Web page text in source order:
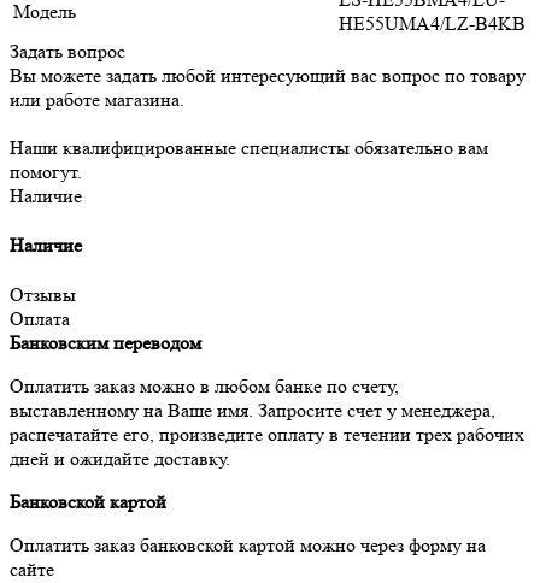
Модель
HE55UMA4/LZ-B4KB
Задать вопрос
Вы можете задать любой интересующий вас вопрос по товару
или работе магазина.
Наши квалифицированные специалисты обязательно вам
помогут.
Наличие
Наличие
Отзывы
Оплата
Банковским переводом
Оплатить заказ можно в любом банке по счету,
выставленному на Ваше имя. Запросите счет у менеджера,
распечатайте его, произведите оплату в течении трех рабочих
дней и ожидайте доставку.
Банковской картой
Оплатить заказ банковской картой можно через форму на
сайте